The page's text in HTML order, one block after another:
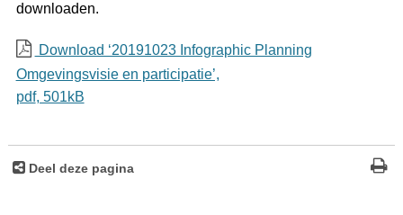
downloaden.
Download ‘20191023 Infographic Planning
Omgevingsvisie en participatie’,
pdf, 501kB
Deel deze pagina